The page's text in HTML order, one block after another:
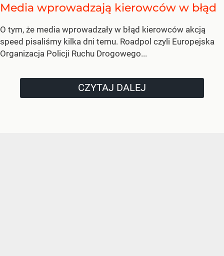
Media wprowadzają kierowców w błąd
O tym, że media wprowadzały w błąd kierowców akcją
speed pisaliśmy kilka dni temu. Roadpol czyli Europejska
Organizacja Policji Ruchu Drogowego...
CZYTAJ DALEJ